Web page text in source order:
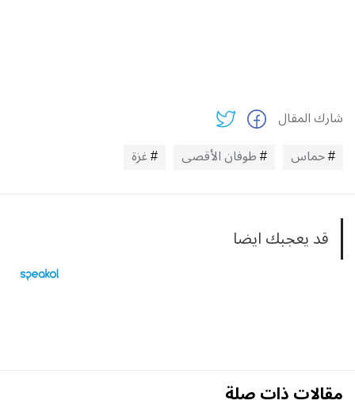
شارك المقال
حماس
طوفان الأقصى غزة
قد يعجبك ايضا
مقالات ذات صلة